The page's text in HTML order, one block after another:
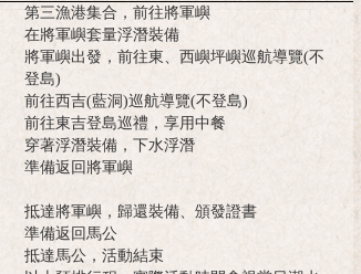
第三漁港集合，前往將軍嶼
在將軍嶼套量浮潛裝備
將軍嶼出發，前往東、西嶼坪嶼巡航導覽(不
登島)
前往西吉(藍洞)巡航導覽(不登島)
前往東吉登島巡禮，享用中餐
穿著浮潛裝備，下水浮潛
準備返回將軍嶼
抵達將軍嶼，歸還裝備、頒發證書
準備返回馬公
抵達馬公，活動結束